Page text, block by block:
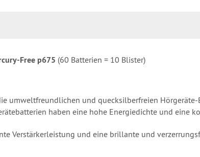
Free p675 (60 Batterien = 10 Blister)
umweltfreundlichen und quecksilberfreien
haben eine hohe Energiedichte und eine
Verstärkerleistung und eine brillante und